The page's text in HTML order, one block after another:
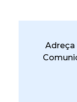
Adreça